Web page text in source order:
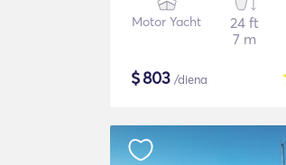
Motor Yacht
24 ft
7 m
$803 /diena